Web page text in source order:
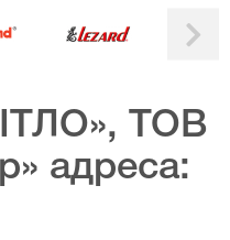
ТОВ
адреса: